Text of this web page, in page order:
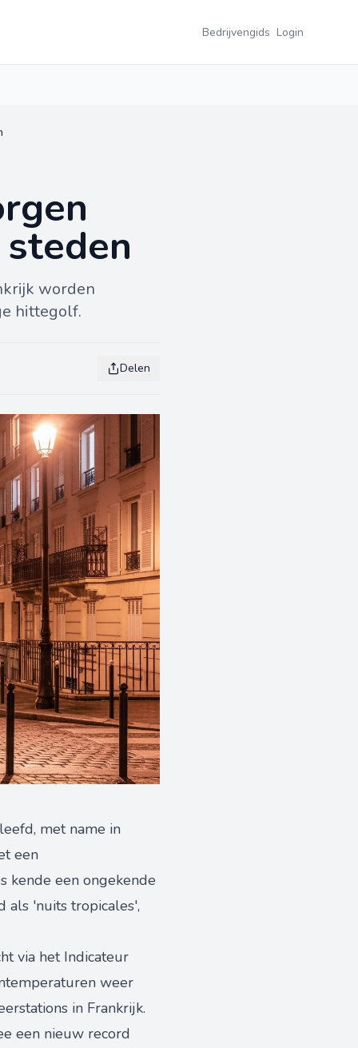
Bedrijvengids Login
worden
hittegolf.
Delen
met name in
een
kende een ongekende
als 'nuits tropicales',
via het Indicateur
weer
in Frankrijk.
een nieuw record